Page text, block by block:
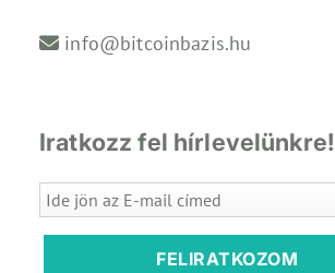
info@bitcoinbazis.hu
Iratkozz fel hírlevelünkre!
FELIRATKOZOM